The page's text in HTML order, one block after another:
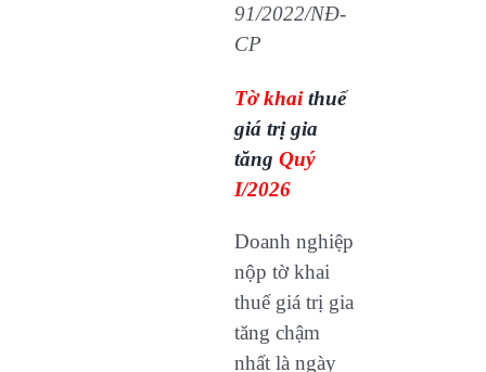
91/2022/NĐ-
CP
Tờ khaithuế
giá trị gia
tăng Quý
I/2026
Doanh nghiệp
nộp tờ khai
thuế giá trị gia
tăng chậm
nhất là ngày